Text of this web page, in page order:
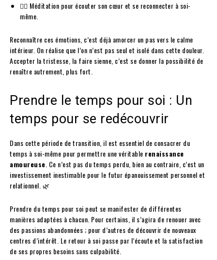
🧘‍♂️ Méditation pour écouter son cœur et se reconnecter à soi-
même.
Reconnaître ces émotions, c’est déjà amorcer un pas vers le calme
intérieur. On réalise que l’on n’est pas seul et isolé dans cette douleur.
Accepter la tristesse, la faire sienne, c’est se donner la possibilité de
renaître autrement, plus fort.
Prendre le temps pour soi : Un
temps pour se redécouvrir
Dans cette période de transition, il est essentiel de consacrer du
temps à soi-même pour permettre une véritable renaissance
amoureuse. Ce n’est pas du temps perdu, bien au contraire, c’est un
investissement inestimable pour le futur épanouissement personnel et
relationnel. 🌿
Prendre du temps pour soi peut se manifester de différentes
manières adaptées à chacun. Pour certains, il s’agira de renouer avec
des passions abandonnées ; pour d’autres de découvrir de nouveaux
centres d’intérêt. Le retour à soi passe par l’écoute et la satisfaction
de ses propres besoins sans culpabilité.